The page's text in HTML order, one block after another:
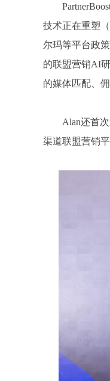
技术正在重塑
尔玛等平台政
的联盟营销AI
的媒体匹配、
Alan还首
渠道联盟营销